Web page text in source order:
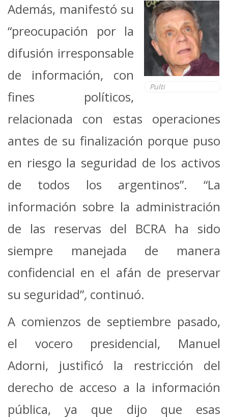
Pulti
Además, manifestó su
“preocupación por la
difusión irresponsable
de información, con
fines políticos,
relacionada con estas operaciones
antes de su finalización porque puso
en riesgo la seguridad de los activos
de todos los argentinos”. “La
información sobre la administración
de las reservas del BCRA ha sido
siempre manejada de manera
confidencial en el afán de preservar
su seguridad”, continuó.
A comienzos de septiembre pasado,
el vocero presidencial, Manuel
Adorni, justificó la restricción del
derecho de acceso a la información
pública, ya que dijo que esas